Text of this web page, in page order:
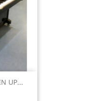
UP...